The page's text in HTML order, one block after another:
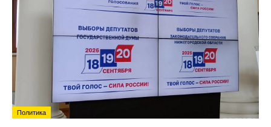
Политика